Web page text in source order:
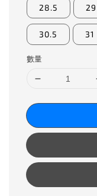
28.5 29
30.5 31
數量